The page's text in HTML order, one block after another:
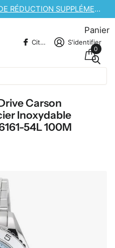
RÉDUCTION SUPPLÉMENTAIRE
CitywatchesFR S'identifier
Panier
0
est traduite
Carson
Inoxydable
54L 100M